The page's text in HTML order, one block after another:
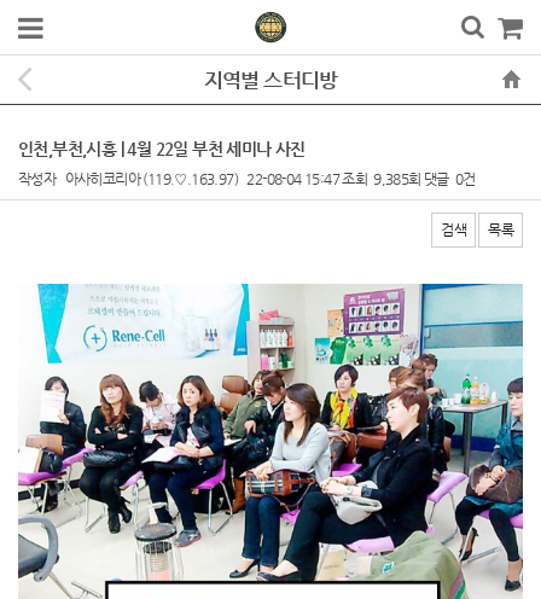
지역별 스터디방
인천,부천,시흥 | 4월 22일 부천 세미나 사진
작성자 아사히코리아(119.♡.163.97) 22-08-04 15:47조회 9,385회 댓글 0건
검색 목록
본문